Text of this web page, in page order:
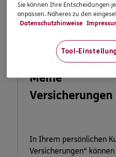
Meine
Versicherungen
In Ihrem persönlichen
Versicherungen“
Sie können Ihre Entscheidungen
anpassen. Näheres zu den
Datenschutzhinweise
Tool-